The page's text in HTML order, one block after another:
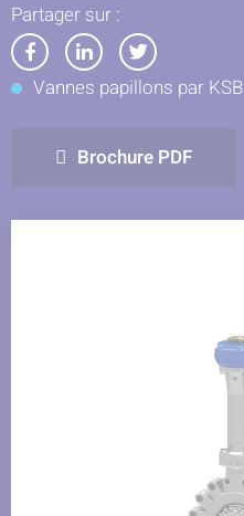
Partager sur :
Partager
sur
Partager
sur
Partager
sur
Vannes papillons par KSB
Brochure PDF